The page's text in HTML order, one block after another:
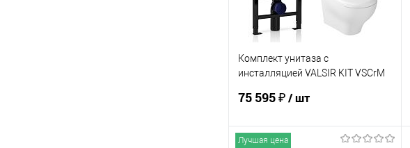
Комплект унитаза с
инсталляцией VALSIR KIT VSCrM
75 595 ₽/ шт
Лучшая цена